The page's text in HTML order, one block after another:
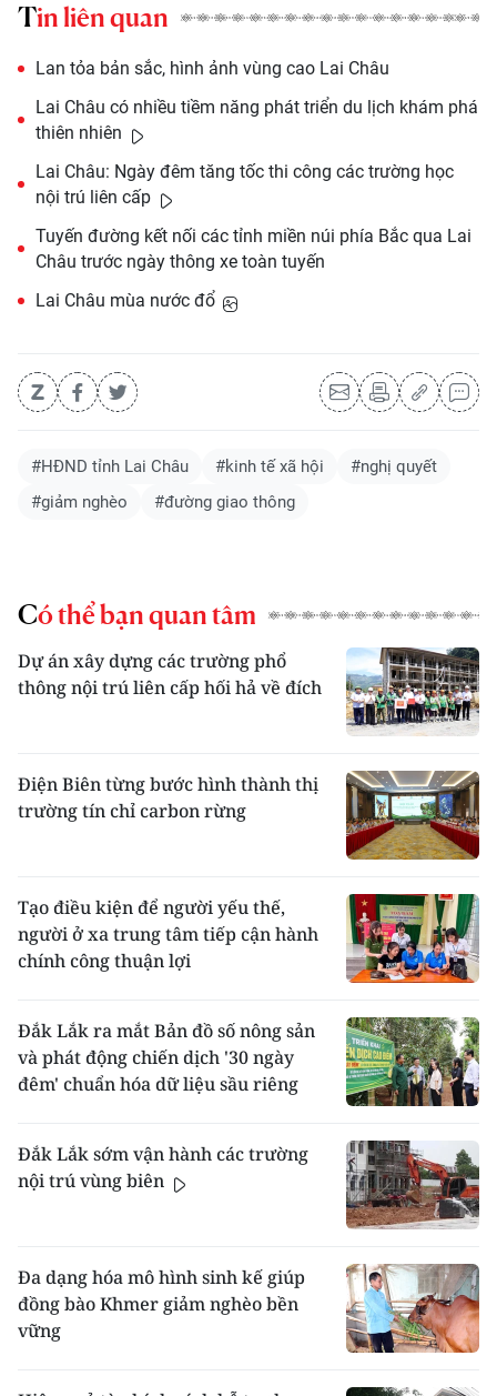
Tin liên quan
Lan tỏa bản sắc, hình ảnh vùng cao Lai Châu
Lai Châu có nhiều tiềm năng phát triển du lịch khám phá
thiên nhiên
Lai Châu: Ngày đêm tăng tốc thi công các trường học
nội trú liên cấp
Tuyến đường kết nối các tỉnh miền núi phía Bắc qua Lai
Châu trước ngày thông xe toàn tuyến
Lai Châu mùa nước đổ
#HĐND tỉnh Lai Châu #kinh tế xã hội
#nghị quyết
#giảm nghèo
#đường giao thông
Có thể bạn quan tâm
Dự án xây dựng các trường phổ
thông nội trú liên cấp hối hả về đích
Điện Biên từng bước hình thành thị
trường tín chỉ carbon rừng
Tạo điều kiện để người yếu thế,
người ở xa trung tâm tiếp cận hành
chính công thuận lợi
Đắk Lắk ra mắt Bản đồ số nông sản
và phát động chiến dịch '30 ngày
đêm' chuẩn hóa dữ liệu sầu riêng
Đắk Lắk sớm vận hành các trường
nội trú vùng biên
Đa dạng hóa mô hình sinh kế giúp
đồng bào Khmer giảm nghèo bền
vững